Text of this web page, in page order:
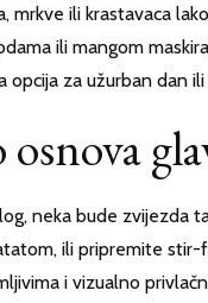
mrkve ili krastavaca
ili mangom
opcija za užurban dan
osnova
neka bude zvijezda
ili pripremite
i vizualno